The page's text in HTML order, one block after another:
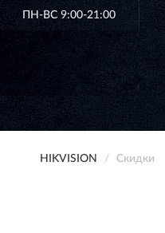
ПН-ВС 9:00-21:00
HIKVISION Скидки